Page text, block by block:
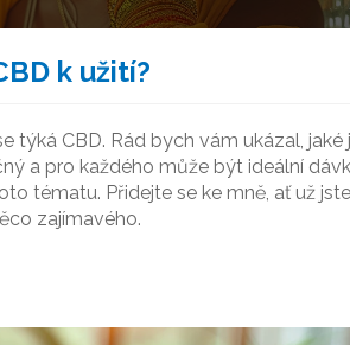
k užití?
týká CBD. Rád bych vám ukázal, jaké
a pro každého může být ideální
tématu. Přidejte se ke mně, ať už
zajímavého.